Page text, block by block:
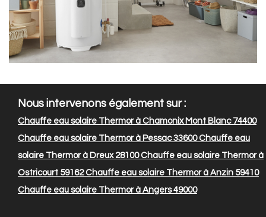
Nous intervenons également sur :
Chauffe eau solaire Thermor à Chamonix Mont Blanc 74400
Chauffe eau solaire Thermor à Pessac 33600Chauffe eau
solaire Thermor à Dreux 28100Chauffe eau solaire Thermor à
Ostricourt 59162Chauffe eau solaire Thermor à Anzin 59410
Chauffe eau solaire Thermor à Angers 49000